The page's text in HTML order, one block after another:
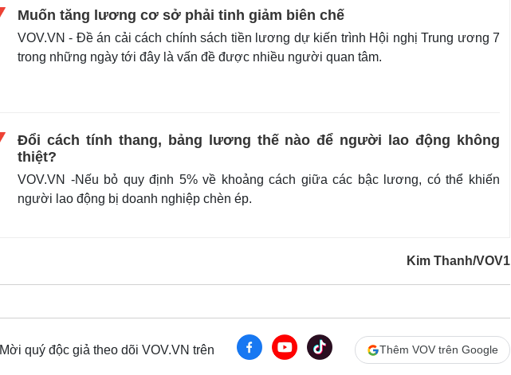
Muốn tăng lương cơ sở phải tinh giảm biên chế
VOV.VN - Đề án cải cách chính sách tiền lương dự kiến trình Hội nghị Trung ương 7
trong những ngày tới đây là vấn đề được nhiều người quan tâm.
Đổi cách tính thang, bảng lương thế nào để người lao động không
thiệt?
VOV.VN -Nếu bỏ quy định 5% về khoảng cách giữa các bậc lương, có thể khiến
người lao động bị doanh nghiệp chèn ép.
Kim Thanh/VOV1
Mời quý độc giả theo dõi VOV.VN trên Thêm VOV trên Google